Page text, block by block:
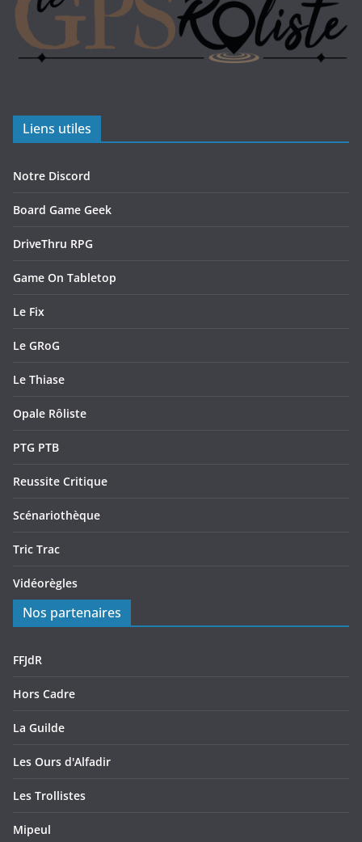
Liens utiles
Notre Discord
Board Game Geek
DriveThru RPG
Game On Tabletop
Le Fix
Le GRoG
Le Thiase
Opale Rôliste
PTG PTB
Reussite Critique
Scénariothèque
Tric Trac
Vidéorègles
Nos partenaires
FFJdR
Hors Cadre
La Guilde
Les Ours d'Alfadir
Les Trollistes
Mipeul